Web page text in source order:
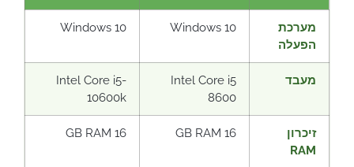
מערכת
הפעלה
Windows 10
Windows 10
מעבד
Intel Core i5
8600
Intel Core i5-
10600k
זיכרון
RAM
16 GB RAM
16 GB RAM